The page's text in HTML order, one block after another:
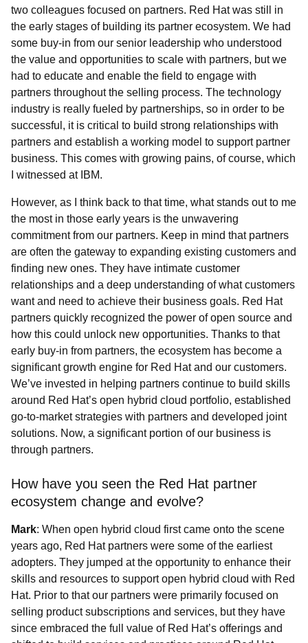
two colleagues focused on partners. Red Hat was still in
the early stages of building its partner ecosystem. We had
some buy-in from our senior leadership who understood
the value and opportunities to scale with partners, but we
had to educate and enable the field to engage with
partners throughout the selling process. The technology
industry is really fueled by partnerships, so in order to be
successful, it is critical to build strong relationships with
partners and establish a working model to support partner
business. This comes with growing pains, of course, which
I witnessed at IBM.
However, as I think back to that time, what stands out to me
the most in those early years is the unwavering
commitment from our partners. Keep in mind that partners
are often the gateway to expanding existing customers and
finding new ones. They have intimate customer
relationships and a deep understanding of what customers
want and need to achieve their business goals. Red Hat
partners quickly recognized the power of open source and
how this could unlock new opportunities. Thanks to that
early buy-in from partners, the ecosystem has become a
significant growth engine for Red Hat and our customers.
We’ve invested in helping partners continue to build skills
around Red Hat’s open hybrid cloud portfolio, established
go-to-market strategies with partners and developed joint
solutions. Now, a significant portion of our business is
through partners.
How have you seen the Red Hat partner
ecosystem change and evolve?
Mark: When open hybrid cloud first came onto the scene
years ago, Red Hat partners were some of the earliest
adopters. They jumped at the opportunity to enhance their
skills and resources to support open hybrid cloud with Red
Hat. Prior to that our partners were primarily focused on
selling product subscriptions and services, but they have
since embraced the full value of Red Hat’s offerings and